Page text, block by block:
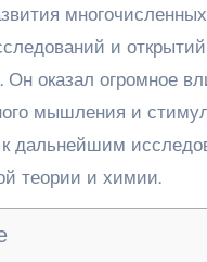
многочисленных
и
оказал огромное
мышления и
дальнейшим
теории и химии.